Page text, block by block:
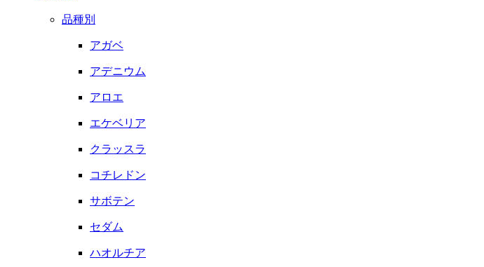
品種別
アガベ
アデニウム
アロエ
エケベリア
クラッスラ
コチレドン
サボテン
セダム
ハオルチア